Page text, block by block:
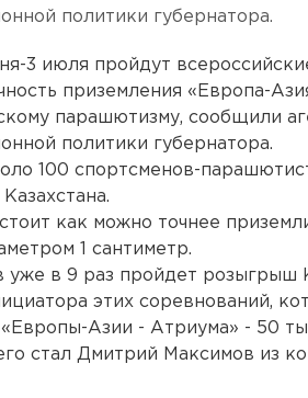
политики губернатора.
3 июля пройдут
приземления «Европа-
парашютизму, сообщили
политики губернатора.
100 спортсменов-
как можно точнее
1 сантиметр.
уже в 9 раз пройдет розыгрыш
этих соревнований,
Азии - Атриума» - 50
стал Дмитрий Максимов из